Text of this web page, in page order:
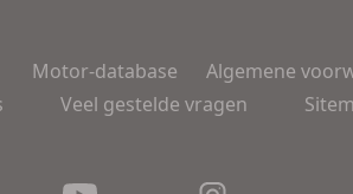
Motor-database Algemene
Veel gestelde vragen